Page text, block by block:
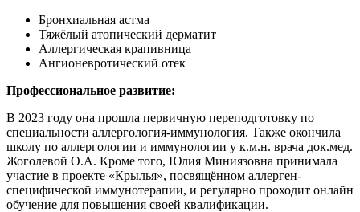
Бронхиальная астма
Тяжёлый атопический дерматит
Аллергическая крапивница
Ангионевротический отек
Профессиональное развитие:
В 2023 году она прошла первичную переподготовку по
специальности аллергология-иммунология. Также окончила
школу по аллергологии и иммунологии у к.м.н. врача док.мед.
Жоголевой О.А. Кроме того, Юлия Миниязовна принимала
участие в проекте «Крылья», посвящённом аллерген-
специфической иммунотерапии, и регулярно проходит онлайн
обучение для повышения своей квалификации.